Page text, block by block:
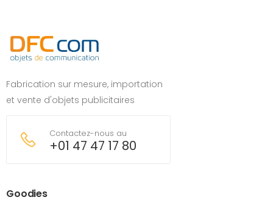
Fabrication sur mesure, importation
et vente d'objets publicitaires
Contactez-nous au
+01 47 47 17 80
Goodies